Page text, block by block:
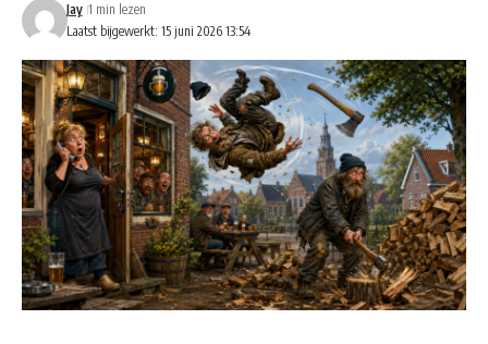
Laatst bijgewerkt: 15 juni 2026 13:54
Jay 1 min lezen